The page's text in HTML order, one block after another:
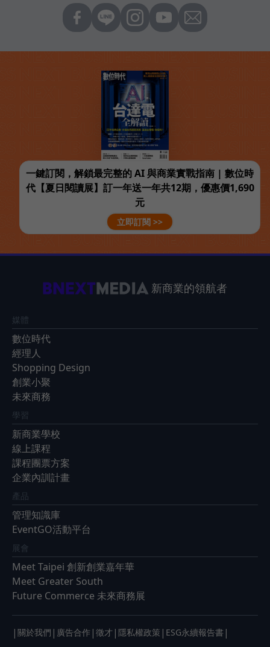
一鍵訂閱，解鎖最完整的 AI 與商業實戰指南 | 數位時
代【夏日閱讀展】訂一年送一年共12期，優惠價1,690
元
立即訂閱 >>
新商業的領航者
媒體
數位時代
經理人
Shopping Design
創業小聚
未來商務
學習
新商業學校
線上課程
課程團票方案
企業內訓計畫
產品
管理知識庫
EventGO活動平台
展會
Meet Taipei 創新創業嘉年華
Meet Greater South
Future Commerce 未來商務展
| 關於我們 | 廣告合作 | 徵才 | 隱私權政策 | ESG永續報告書 |